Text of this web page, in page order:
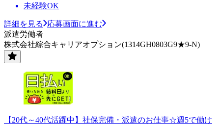
未経験OK
詳細を見る
応募画面に進む
派遣労働者
株式会社綜合キャリアオプション(1314GH0803G9★9-N)
【20代～40代活躍中】社保完備・派遣のお仕事☆週5で働け